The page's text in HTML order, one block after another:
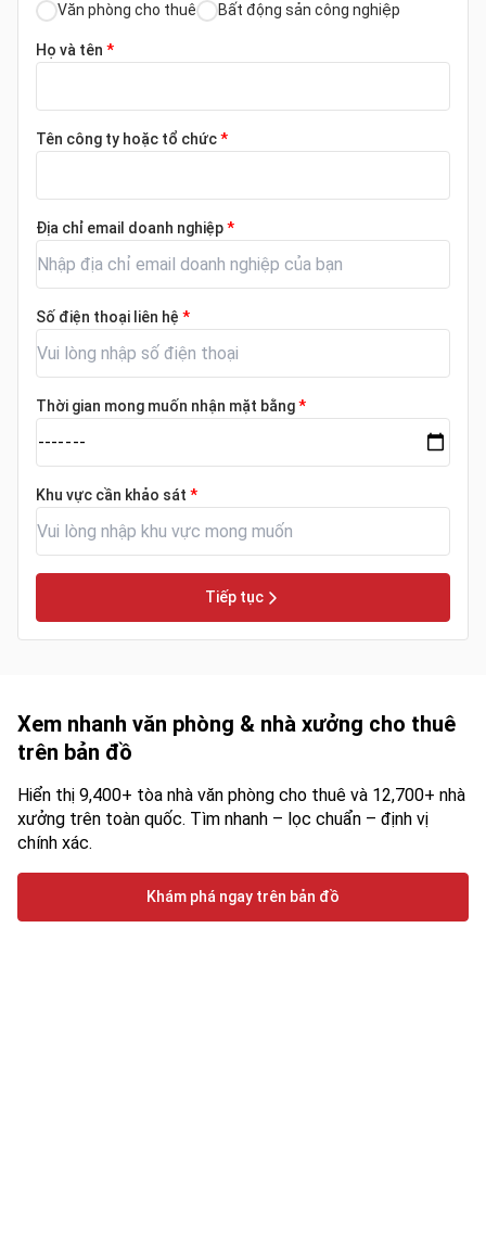
Văn phòng cho thuê Bất động sản công nghiệp
Họ và tên *
Tên công ty hoặc tổ chức*
Địa chỉ email doanh nghiệp*
Số điện thoại liên hệ *
Thời gian mong muốn nhận mặt bằng*
Khu vực cần khảo sát *
Tiếp tục
Xem nhanh văn phòng & nhà xưởng cho thuê
trên bản đồ
Hiển thị 9,400+ tòa nhà văn phòng cho thuê và 12,700+ nhà
xưởng trên toàn quốc. Tìm nhanh – lọc chuẩn – định vị
chính xác.
Khám phá ngay trên bản đồ